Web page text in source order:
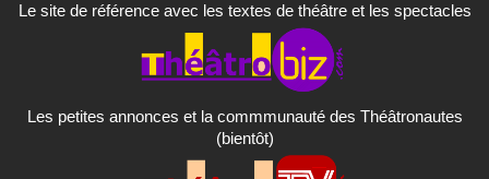
Le site de référence avec les textes de théâtre et les spectacles
Les petites annonces et la commmunauté des Théâtronautes
(bientôt)